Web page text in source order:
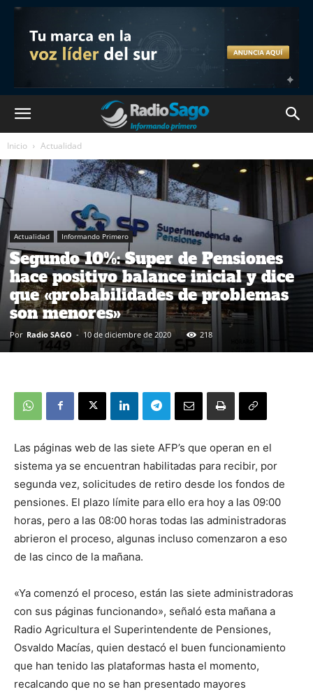
Inicio Actualidad
Actualidad Informando Primero
Segundo 10%: Super de Pensiones
hace positivo balance inicial y dice
que «probabilidades de problemas
son menores»
Por Radio SAGO - 10 de diciembre de 2020 218
Las páginas web de las siete AFP’s que operan en el
sistema ya se encuentran habilitadas para recibir, por
segunda vez, solicitudes de retiro desde los fondos de
pensiones. El plazo límite para ello era hoy a las 09:00
horas, pero a las 08:00 horas todas las administradoras
abrieron el proceso, algunas incluso comenzaron a eso
de las cinco de la mañana.
«Ya comenzó el proceso, están las siete administradoras
con sus páginas funcionando», señaló esta mañana a
Radio Agricultura el Superintendente de Pensiones,
Osvaldo Macías, quien destacó el buen funcionamiento
que han tenido las plataformas hasta el momento,
recalcando que no se han presentado mayores